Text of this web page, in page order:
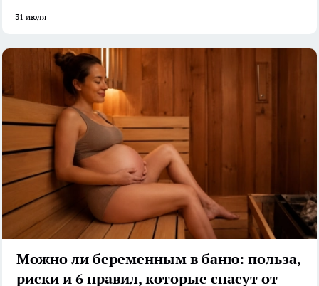
31 июля
Можно ли беременным в баню: польза,
риски и 6 правил, которые спасут от